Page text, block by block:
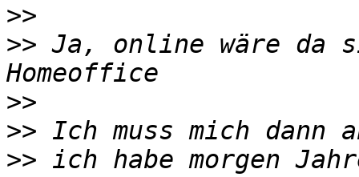
>>
>> Ja, online wäre da
>>
>>
>>